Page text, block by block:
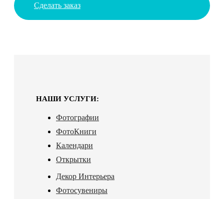
Сделать заказ
НАШИ УСЛУГИ:
Фотографии
ФотоКниги
Календари
Открытки
Декор Интерьера
Фотосувениры